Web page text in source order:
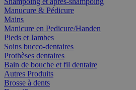
Manucure & Pédicure
Mains
Manicure en Pedicure/Handen
Pieds et Jambes
Soins bucco-dentaires
Prothèses dentaires
Bain de bouche et fil dentaire
Autres Produits
Brosse à dents